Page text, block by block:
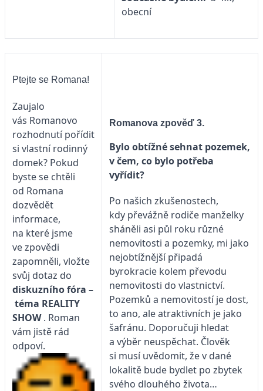
obecní
Ptejte se Romana!
Zaujalo
vás Romanovo
rozhodnutí pořídit
si vlastní rodinný
domek? Pokud
byste se chtěli
od Romana
dozvědět
informace,
na které jsme
ve zpovědi
zapomněli, vložte
svůj dotaz do
diskuzního fóra –
téma REALITY
SHOW. Roman
vám jistě rád
odpoví.
Romanova zpověď 3.
Bylo obtížné sehnat pozemek,
v čem, co bylo potřeba
vyřídit?
Po našich zkušenostech,
kdy převážně rodiče manželky
sháněli asi půl roku různé
nemovitosti a pozemky, mi jako
nejobtížnější připadá
byrokracie kolem převodu
nemovitosti do vlastnictví.
Pozemků a nemovitostí je dost,
to ano, ale atraktivních je jako
šafránu. Doporučuji hledat
a výběr neuspěchat. Člověk
si musí uvědomit, že v dané
lokalitě bude bydlet po zbytek
svého dlouhého života…